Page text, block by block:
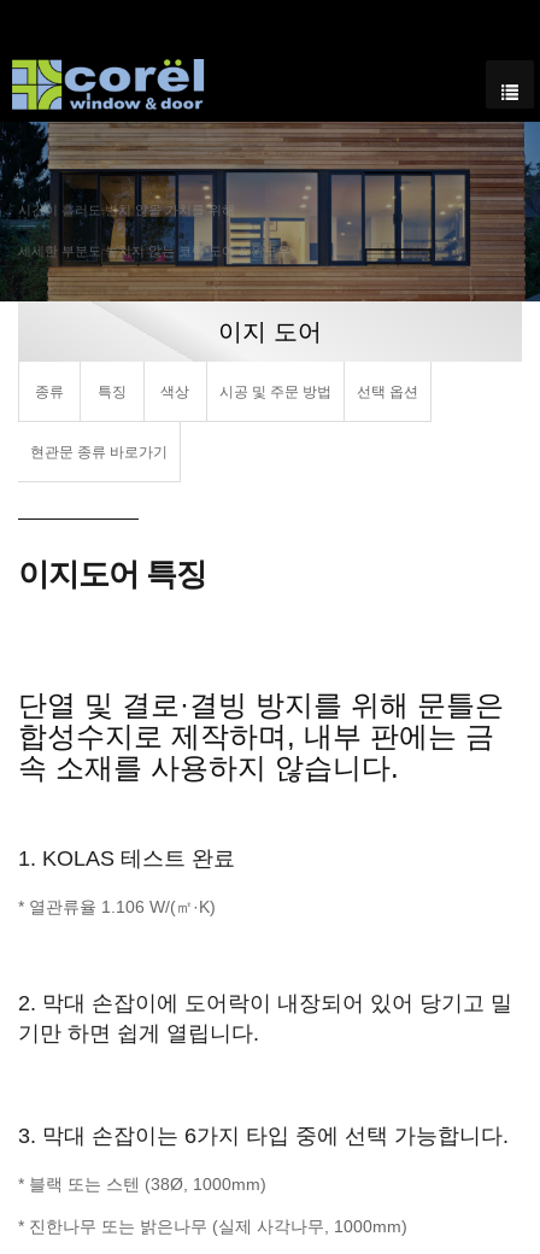
시간이 흘러도 변치 않을 가치를 위해
세세한 부분도 놓치지 않는 코렐 도어 & 윈도우
이지 도어
종류 특징 색상 시공 및 주문 방법 선택 옵션
현관문 종류 바로가기
이지도어 특징
단열 및 결로·결빙 방지를 위해 문틀은
합성수지로 제작하며, 내부 판에는 금
속 소재를 사용하지 않습니다.
1. KOLAS 테스트 완료
* 열관류율 1.106 W/(㎡·K)
2. 막대 손잡이에 도어락이 내장되어 있어 당기고 밀
기만 하면 쉽게 열립니다.
3. 막대 손잡이는 6가지 타입 중에 선택 가능합니다.
* 블랙 또는 스텐 (38Ø, 1000mm)
* 진한나무 또는 밝은나무 (실제 사각나무, 1000mm)